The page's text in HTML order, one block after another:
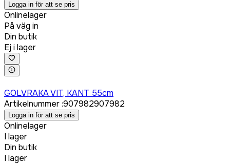
Logga in för att se pris
Onlinelager
På väg in
Din butik
Ej i lager
GOLVRAKA VIT, KANT 55cm
Artikelnummer:907982907982
Logga in för att se pris
Onlinelager
I lager
Din butik
I lager